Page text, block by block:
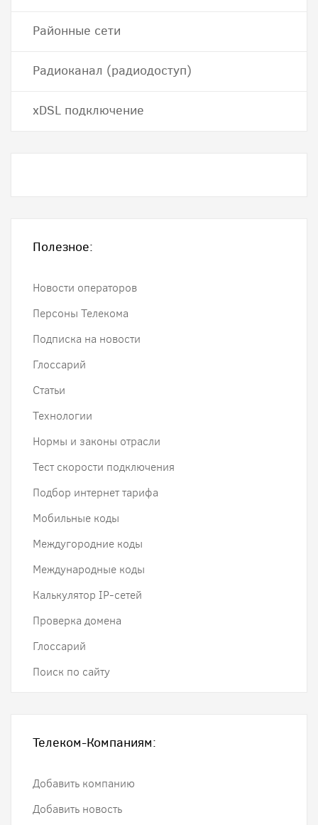
Районные сети
Радиоканал (радиодоступ)
хDSL подключение
Полезное:
Новости операторов
Персоны Телекома
Подписка на новости
Глоссарий
Статьи
Технологии
Нормы и законы отрасли
Тест скорости подключения
Подбор интернет тарифа
Мобильные коды
Междугородние коды
Международные коды
Калькулятор IP-сетей
Проверка домена
Глоссарий
Поиск по сайту
Телеком-Компаниям:
Добавить компанию
Добавить новость